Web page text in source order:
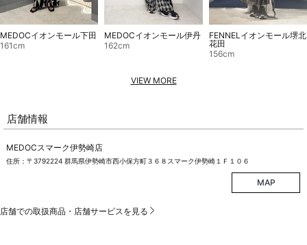
MEDOCイオンモール下田
161cm
MEDOCイオンモール伊丹
162cm
FENNELイオンモール堺北
花田
156cm
VIEW MORE
店舗情報
MEDOCスマーク伊勢崎店
住所：〒3792224 群馬県伊勢崎市西小保方町３６８スマーク伊勢崎１Ｆ１０６
MAP
店舗での取扱商品・店舗サービスを見る